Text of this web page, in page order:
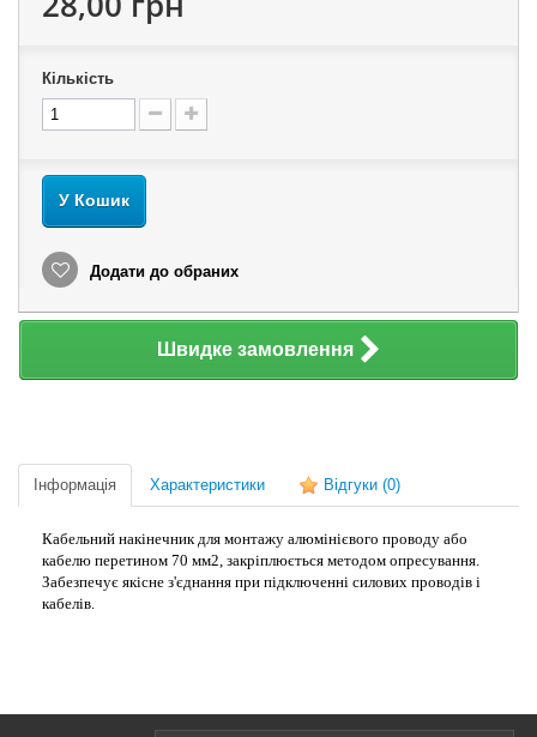
Кількість
У Кошик
Додати до обраних
Швидке замовлення
Інформація Характеристики Відгуки (0)
Кабельний накінечник для монтажу алюмінієвого проводу або
кабелю перетином 70 мм2, закріплюється методом опресування.
Забезпечує якісне з'єднання при підключенні силових проводів і
кабелів.